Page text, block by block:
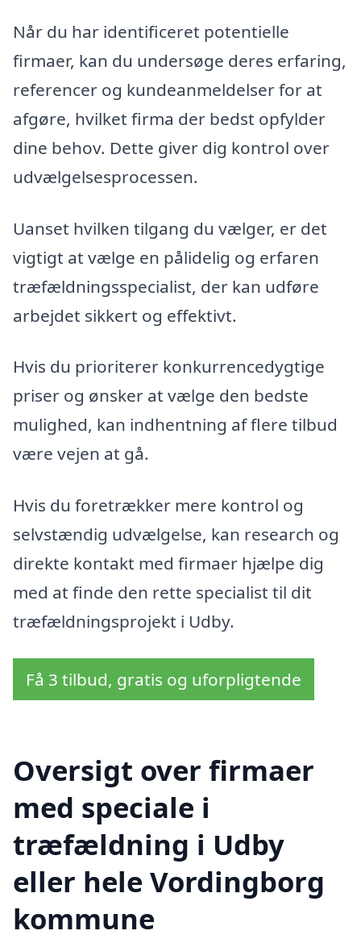
Når du har identificeret potentielle
firmaer, kan du undersøge deres erfaring,
referencer og kundeanmeldelser for at
afgøre, hvilket firma der bedst opfylder
dine behov. Dette giver dig kontrol over
udvælgelsesprocessen.
Uanset hvilken tilgang du vælger, er det
vigtigt at vælge en pålidelig og erfaren
træfældningsspecialist, der kan udføre
arbejdet sikkert og effektivt.
Hvis du prioriterer konkurrencedygtige
priser og ønsker at vælge den bedste
mulighed, kan indhentning af flere tilbud
være vejen at gå.
Hvis du foretrækker mere kontrol og
selvstændig udvælgelse, kan research og
direkte kontakt med firmaer hjælpe dig
med at finde den rette specialist til dit
træfældningsprojekt i Udby.
Få 3 tilbud, gratis og uforpligtende
Oversigt over firmaer
med speciale i
træfældning i Udby
eller hele Vordingborg
kommune